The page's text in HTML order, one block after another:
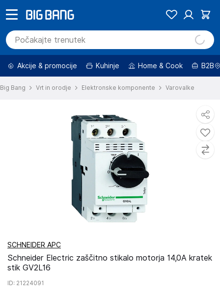
Akcije & promocije Kuhinje Home & Cook B2B
Big Bang Vrt in orodje Elektronske komponente Varovalke
SCHNEIDER APC
Schneider Electric zaščitno stikalo motorja 14,0A kratek
stik GV2L16
ID: 21224091